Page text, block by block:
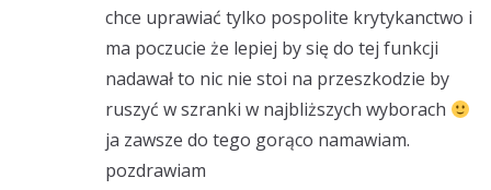
chce uprawiać tylko pospolite krytykanctwo i
ma poczucie że lepiej by się do tej funkcji
nadawał to nic nie stoi na przeszkodzie by
ruszyć w szranki w najbliższych wyborach
ja zawsze do tego gorąco namawiam.
pozdrawiam